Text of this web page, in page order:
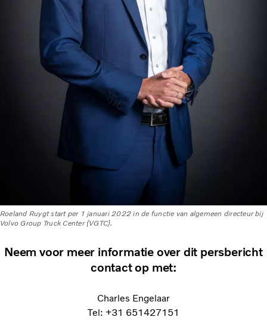
Roeland Ruygt start per 1 januari 2022 in de functie van algemeen directeur bij
Volvo Group Truck Center (VGTC).
Neem voor meer informatie over dit persbericht
contact op met:
Charles Engelaar
Tel: +31 651427151